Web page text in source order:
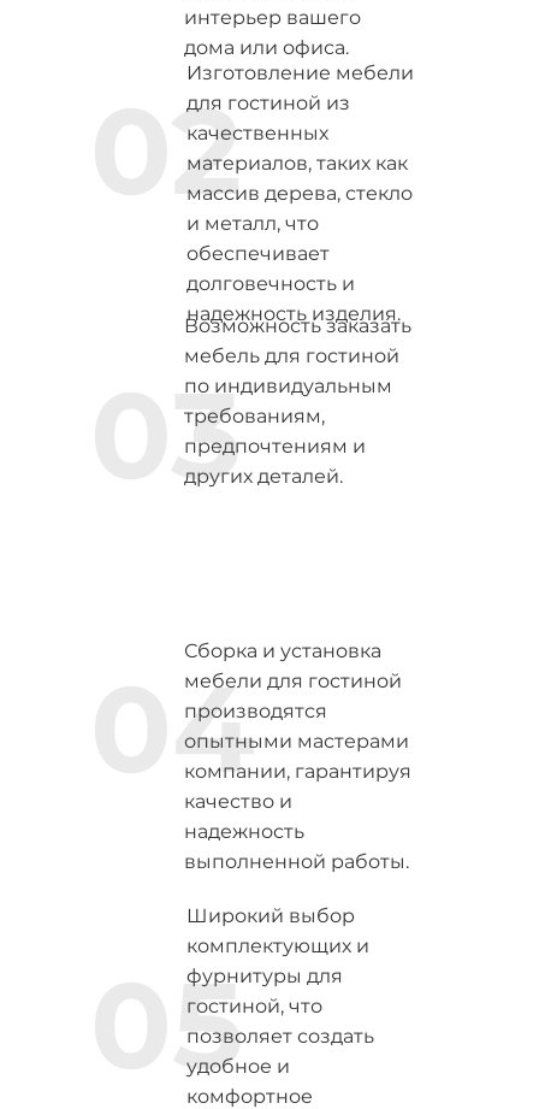
интерьер вашего
дома или офиса.
Изготовление мебели
для гостиной из
качественных
материалов, таких как
массив дерева, стекло
и металл, что
обеспечивает
долговечность и
надежность изделия.
Возможность заказать
мебель для гостиной
по индивидуальным
требованиям,
предпочтениям и
других деталей.
Сборка и установка
мебели для гостиной
производятся
опытными мастерами
компании, гарантируя
качество и
надежность
выполненной работы.
Широкий выбор
комплектующих и
фурнитуры для
гостиной, что
позволяет создать
удобное и
комфортное
02
03
04
05